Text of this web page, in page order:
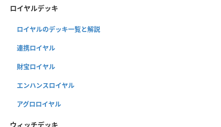
ロイヤルデッキ
ロイヤルのデッキ一覧と解説
連携ロイヤル
財宝ロイヤル
エンハンスロイヤル
アグロロイヤル
ウィッチデッキ